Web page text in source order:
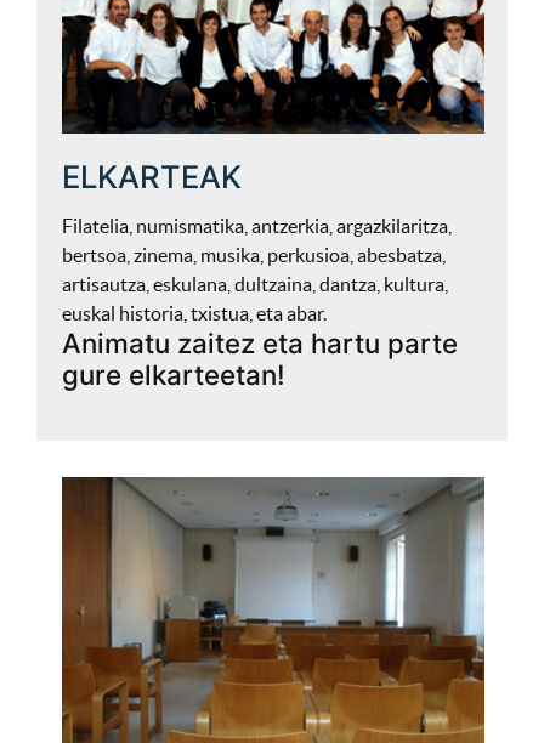
ELKARTEAK
Filatelia, numismatika, antzerkia, argazkilaritza,
bertsoa, zinema, musika, perkusioa, abesbatza,
artisautza, eskulana, dultzaina, dantza, kultura,
euskal historia, txistua, eta abar.
Animatu zaitez eta hartu parte
gure elkarteetan!